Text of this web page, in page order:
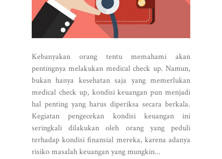
Kebanyakan orang tentu memahami akan
pentingnya melakukan medical check up. Namun,
bukan hanya kesehatan saja yang memerlukan
medical check up, kondisi keuangan pun menjadi
hal penting yang harus diperiksa secara berkala.
Kegiatan pengecekan kondisi keuangan ini
seringkali dilakukan oleh orang yang peduli
terhadap kondisi finansial mereka, karena adanya
risiko masalah keuangan yang mungkin...